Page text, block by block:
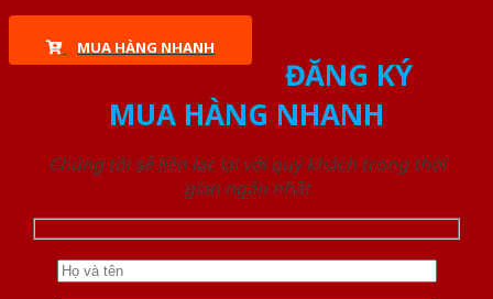
MUA HÀNG NHANH
ĐĂNG KÝ
MUA HÀNG NHANH
Chúng tôi sẽ liên lạc lại với quý khách trong thời
gian ngắn nhất